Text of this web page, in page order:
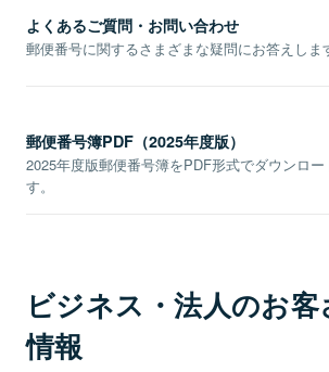
よくあるご質問・お問い合わせ
郵便番号に関するさまざまな疑問にお答えしま
郵便番号簿PDF（2025年度版）
2025年度版郵便番号簿をPDF形式でダウンロー
す。
ビジネス・法人のお
情報